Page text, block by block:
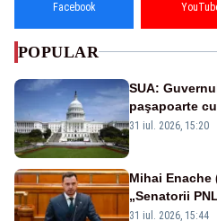
Facebook
POPULAR
SUA:
paşapoarte
începând cu 8
31 iul. 2026, 15:20
Mihai
„Senatorii
la vânzare
31 iul. 2026, 15:44